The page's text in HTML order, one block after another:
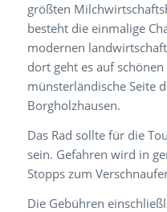
größten
besteht die einmalige
modernen
dort geht es auf
münsterländische Seite
Borgholzhausen.
Das Rad sollte für die
sein. Gefahren wird in
Stopps zum
Die Gebühren